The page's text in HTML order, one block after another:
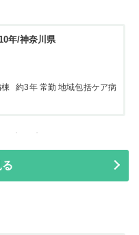
年/神奈川県
棟 約3年 常勤 地域包括ケア病
る